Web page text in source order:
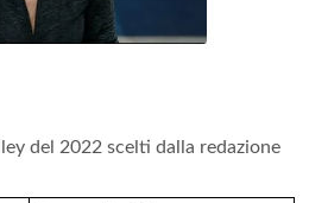
del 2022 scelti dalla redazione